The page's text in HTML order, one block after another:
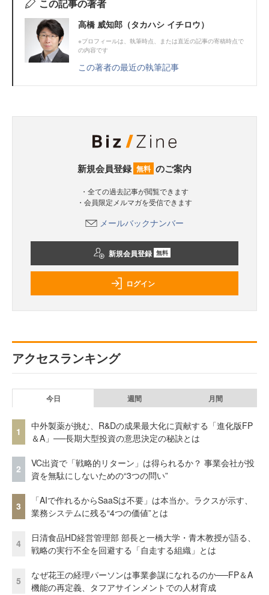
この記事の著者
高橋 威知郎（タカハシ イチロウ）
※プロフィールは、執筆時点、または直近の記事の寄稿時点で
の内容です
この著者の最近の執筆記事
新規会員登録 無料 のご案内
・全ての過去記事が閲覧できます
・会員限定メルマガを受信できます
メールバックナンバー
新規会員登録 無料
ログイン
アクセスランキング
今日 週間 月間
1
中外製薬が挑む、R&Dの成果最大化に貢献する「進化版FP
＆A」──長期大型投資の意思決定の秘訣とは
2
VC出資で「戦略的リターン」は得られるか？ 事業会社が投
資を無駄にしないための“3つの問い”
3
「AIで作れるからSaaSは不要」は本当か。ラクスが示す、
業務システムに残る“4つの価値”とは
4
日清食品HD経営管理部 部長と一橋大学・青木教授が語る、
戦略の実行不全を回避する「自走する組織」とは
5
なぜ花王の経理パーソンは事業参謀になれるのか──FP＆A
機能の再定義、タフアサインメントでの人材育成